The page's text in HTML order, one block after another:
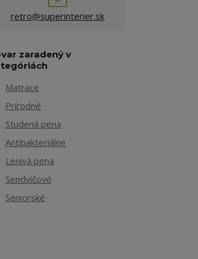
retro@superinterier.sk
zaradený v
Matrace
Prírodné
Studená pena
Antibakteriálne
Lenivá pena
Sendvičové
Seniorské